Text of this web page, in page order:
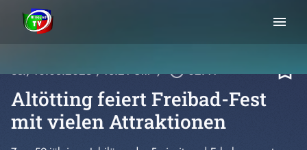
menu
So., 10.08.2025, 18:21 Uhr / play_circle_outline02:41 bookmark_border
Altötting feiert Freibad-Fest
mit vielen Attraktionen